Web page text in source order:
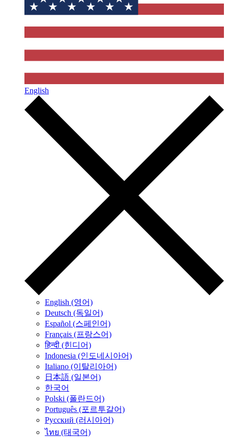
English
English (영어)
Deutsch (독일어)
Español (스페인어)
Français (프랑스어)
हिन्दी (힌디어)
Indonesia (인도네시아어)
Italiano (이탈리아어)
日本語 (일본어)
한국어
Polski (폴란드어)
Português (포르투갈어)
Русский (러시아어)
ไทย (태국어)